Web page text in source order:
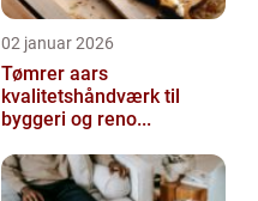
02 januar 2026
Tømrer aars
kvalitetshåndværk til
byggeri og reno...